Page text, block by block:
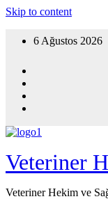
Skip to content
6 Ağustos 2026
Veteriner
Veteriner Hekim ve